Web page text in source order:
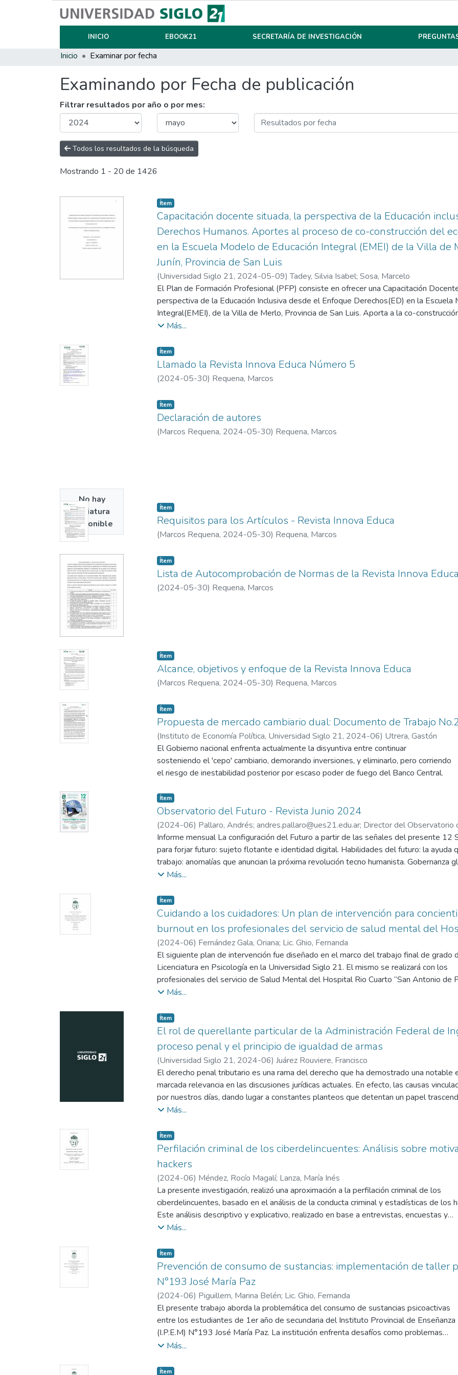
INICIO EBOOK21 SECRETARÍA DE INVESTIGACIÓN
Inicio Examinar por fecha
Examinando por Fecha de publicación
Filtrar resultados por año o por mes:
Todos los resultados de la búsqueda
Mostrando 1 - 20 de 1426
Item type:
Ítem,
Capacitación docente situada, la perspectiva de la Educación
Derechos Humanos. Aportes al proceso de co-construcción del
en la Escuela Modelo de Educación Integral (EMEI) de la Villa de
Junín, Provincia de San Luis
(Universidad Siglo 21, 2024-05-09)Tadey, Silvia Isabel; Sosa, Marcelo
El Plan de Formación Profesional (PFP) consiste en ofrecer una Capacitación
perspectiva de la Educación Inclusiva desde el Enfoque Derechos(ED) en la Escuela
Integral(EMEI), de la Villa de Merlo, Provincia de San Luis. Aporta a la co-
valorizando las experiencias y el camino ya recorrido por la escuela. La Metodología
Descriptivo Situacional Institucional (DDSI) y el árbol de problemas, del cual surge la
docentes, en su mayoría ingresaron recientemente .Manifiestan que poseen
metodológicas y didácticas para construir estrategias de enseñanza bardando
acuerdo al Proyecto Educativo Institucional (PEI). Sumado a lo anterior las
a solucionar emergentes de la coyuntura diaria, lo que les resta tiempo para la formación del personal, por
decide que la estrategia de intervención innovadora socio educativa sea E-learning,
desde asesoría externa. Concluyendo diremos que la CDS se podría replicar en otras
Más...
Item type:
Ítem,
Llamado la Revista Innova Educa Número 5
(2024-05-30) Requena, Marcos
No hay
miniatura
disponible
Item type:
Ítem,
Declaración de autores
(Marcos Requena, 2024-05-30) Requena, Marcos
Item type:
Ítem,
Requisitos para los Artículos - Revista Innova Educa
(Marcos Requena, 2024-05-30) Requena, Marcos
Item type:
Ítem,
Lista de Autocomprobación de Normas de la Revista Innova
(2024-05-30) Requena, Marcos
Item type:
Ítem,
Alcance, objetivos y enfoque de la Revista Innova Educa
(Marcos Requena, 2024-05-30) Requena, Marcos
Item type:
Ítem,
Propuesta de mercado cambiario dual: Documento de Trabajo
(Instituto de Economía Política, Universidad Siglo 21, 2024-06) Utrera, Gastón
El Gobierno nacional enfrenta actualmente la disyuntiva entre continuar
sosteniendo el 'cepo' cambiario, demorando inversiones, y eliminarlo, pero corriendo
el riesgo de inestabilidad posterior por escaso poder de fuego del Banco Central.
Item type:
Ítem,
Observatorio del Futuro - Revista Junio 2024
(2024-06) Pallaro, Andrés; andres.pallaro@ues21.edu.ar; Director del Observatorio
Informe mensual La configuración del Futuro a partir de las señales del presente 12
para forjar futuro: sujeto flotante e identidad digital. Habilidades del futuro: la ayuda
trabajo: anomalías que anuncian la próxima revolución tecno humanista. Gobernanza
Nuevas economías: crecimiento del modelo de "empresas sociales" impulsadas por
niñas y los niños. Reparación del planeta tierra: Texas como ecosistema de
del futuro.
Más...
Item type:
Ítem,
Cuidando a los cuidadores: Un plan de intervención para
burnout en los profesionales del servicio de salud mental del
(2024-06) Fernández Gala, Oriana; Lic. Ghio, Fernanda
El siguiente plan de intervención fue diseñado en el marco del trabajo final de grado
Licenciatura en Psicología en la Universidad Siglo 21. El mismo se realizará con los
profesionales del servicio de Salud Mental del Hospital Rio Cuarto “San Antonio de
con el fin de abordar la concientización sobre los factores de riesgo asociados al
de cinco horas de duración en la que se brindará, a través de cuatro actividades, una
teórica y práctica sobre los factores que intervienen en el desarrollo del burnout con
promover la identificación de factores de riesgos y síntomas. Por último, se presentará
información sobre la práctica de la conciencia plena o mindfulness como una
para afrontar el estrés laboral de manera vivencial. Para medir la eficacia de la
realizada, se utilizarán diferentes instrumentos que permitirán recolectar información
parte de los participantes y la psicóloga que coordina la jornada con lo cual se podrá
el cumplimiento de los objetivos planteados.
Más...
Item type:
Ítem,
El rol de querellante particular de la Administración Federal de
proceso penal y el principio de igualdad de armas
(Universidad Siglo 21, 2024-06) Juárez Rouviere, Francisco
El derecho penal tributario es una rama del derecho que ha demostrado una notable
marcada relevancia en las discusiones jurídicas actuales. En efecto, las causas
por nuestros días, dando lugar a constantes planteos que detentan un papel
No resultan ajenos a estos planteos los cuestionamientos dirigidos a la constante
organismo en la persecución e investigación de los delitos. En este contexto, la AFIP
sujeto particular que aparece —en principio— desprovisto de las mismas
cuenta.
Más...
Item type:
Ítem,
Perfilación criminal de los ciberdelincuentes: Análisis sobre
hackers
(2024-06) Méndez, Rocío Magalí; Lanza, María Inés
La presente investigación, realizó una aproximación a la perfilación criminal de los
ciberdelincuentes, basado en el análisis de la conducta criminal y estadísticas de los
Este análisis descriptivo y explicativo, realizado en base a entrevistas, encuestas y
recopilación de datos obtenidos de víctimas de la ciberdelincuencia, noticias y leyes,
Se pudo concluir la falta o desactualización de regulación legal en la temática. Es
necesario actualizar nuestra legislación para que se adapte a los cambios
desarrollan día a día. Más allá de que las características propias de los delitos
que ocurran en un espacio intangible, el hecho de acercarnos a conocer los tipos de
que los realizan podría ayudar a prevenirlos.
Más...
Item type:
Ítem,
Prevención de consumo de sustancias: implementación de taller
N°193 José María Paz
(2024-06) Piguillem, Marina Belén; Lic. Ghio, Fernanda
El presente trabajo aborda la problemática del consumo de sustancias psicoactivas
entre los estudiantes de 1er año de secundaria del Instituto Provincial de Enseñanza
(I.P.E.M) N°193 José María Paz. La institución enfrenta desafíos como problemas
académicos, ausentismo, tensiones en las aulas, acoso escolar y consumo de
estudiantes mediante la implementación de un taller psicoeducativo que brinde
Más...
Item type:
Ítem,